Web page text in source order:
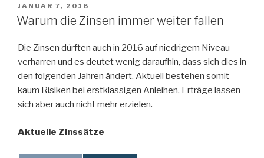
VERÖFFENTLICHT
AM
JANUAR 7, 2016
Warum die Zinsen immer weiter fallen
Die Zinsen dürften auch in 2016 auf niedrigem Niveau
verharren und es deutet wenig daraufhin, dass sich dies in
den folgenden Jahren ändert. Aktuell bestehen somit
kaum Risiken bei erstklassigen Anleihen, Erträge lassen
sich aber auch nicht mehr erzielen.
Aktuelle Zinssätze